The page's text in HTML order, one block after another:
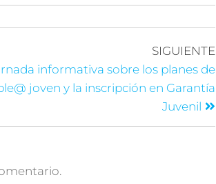
SIGUIENTE
informativa sobre los planes de
joven y la inscripción en Garantía
Juvenil